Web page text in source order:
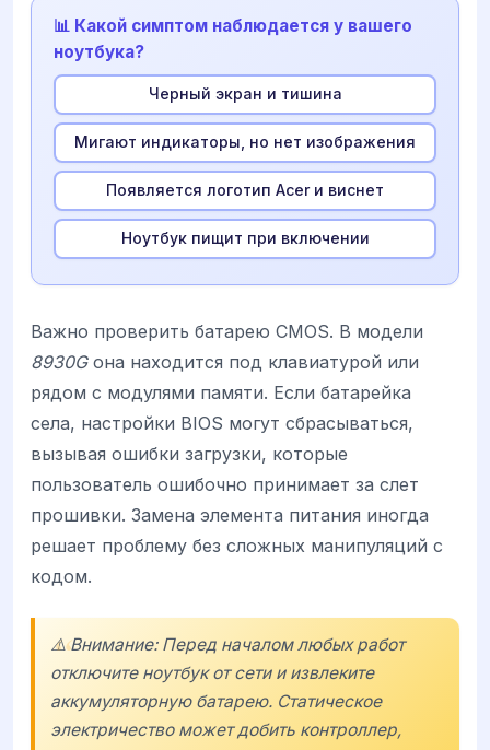
📊 Какой симптом наблюдается у вашего
ноутбука?
Черный экран и тишина
Мигают индикаторы, но нет изображения
Появляется логотип Acer и виснет
Ноутбук пищит при включении
Важно проверить батарею CMOS. В модели
8930Gона находится под клавиатурой или
рядом с модулями памяти. Если батарейка
села, настройки BIOS могут сбрасываться,
вызывая ошибки загрузки, которые
пользователь ошибочно принимает за слет
прошивки. Замена элемента питания иногда
решает проблему без сложных манипуляций с
кодом.
⚠️ Внимание: Перед началом любых работ
отключите ноутбук от сети и извлеките
аккумуляторную батарею. Статическое
электричество может добить контроллер,